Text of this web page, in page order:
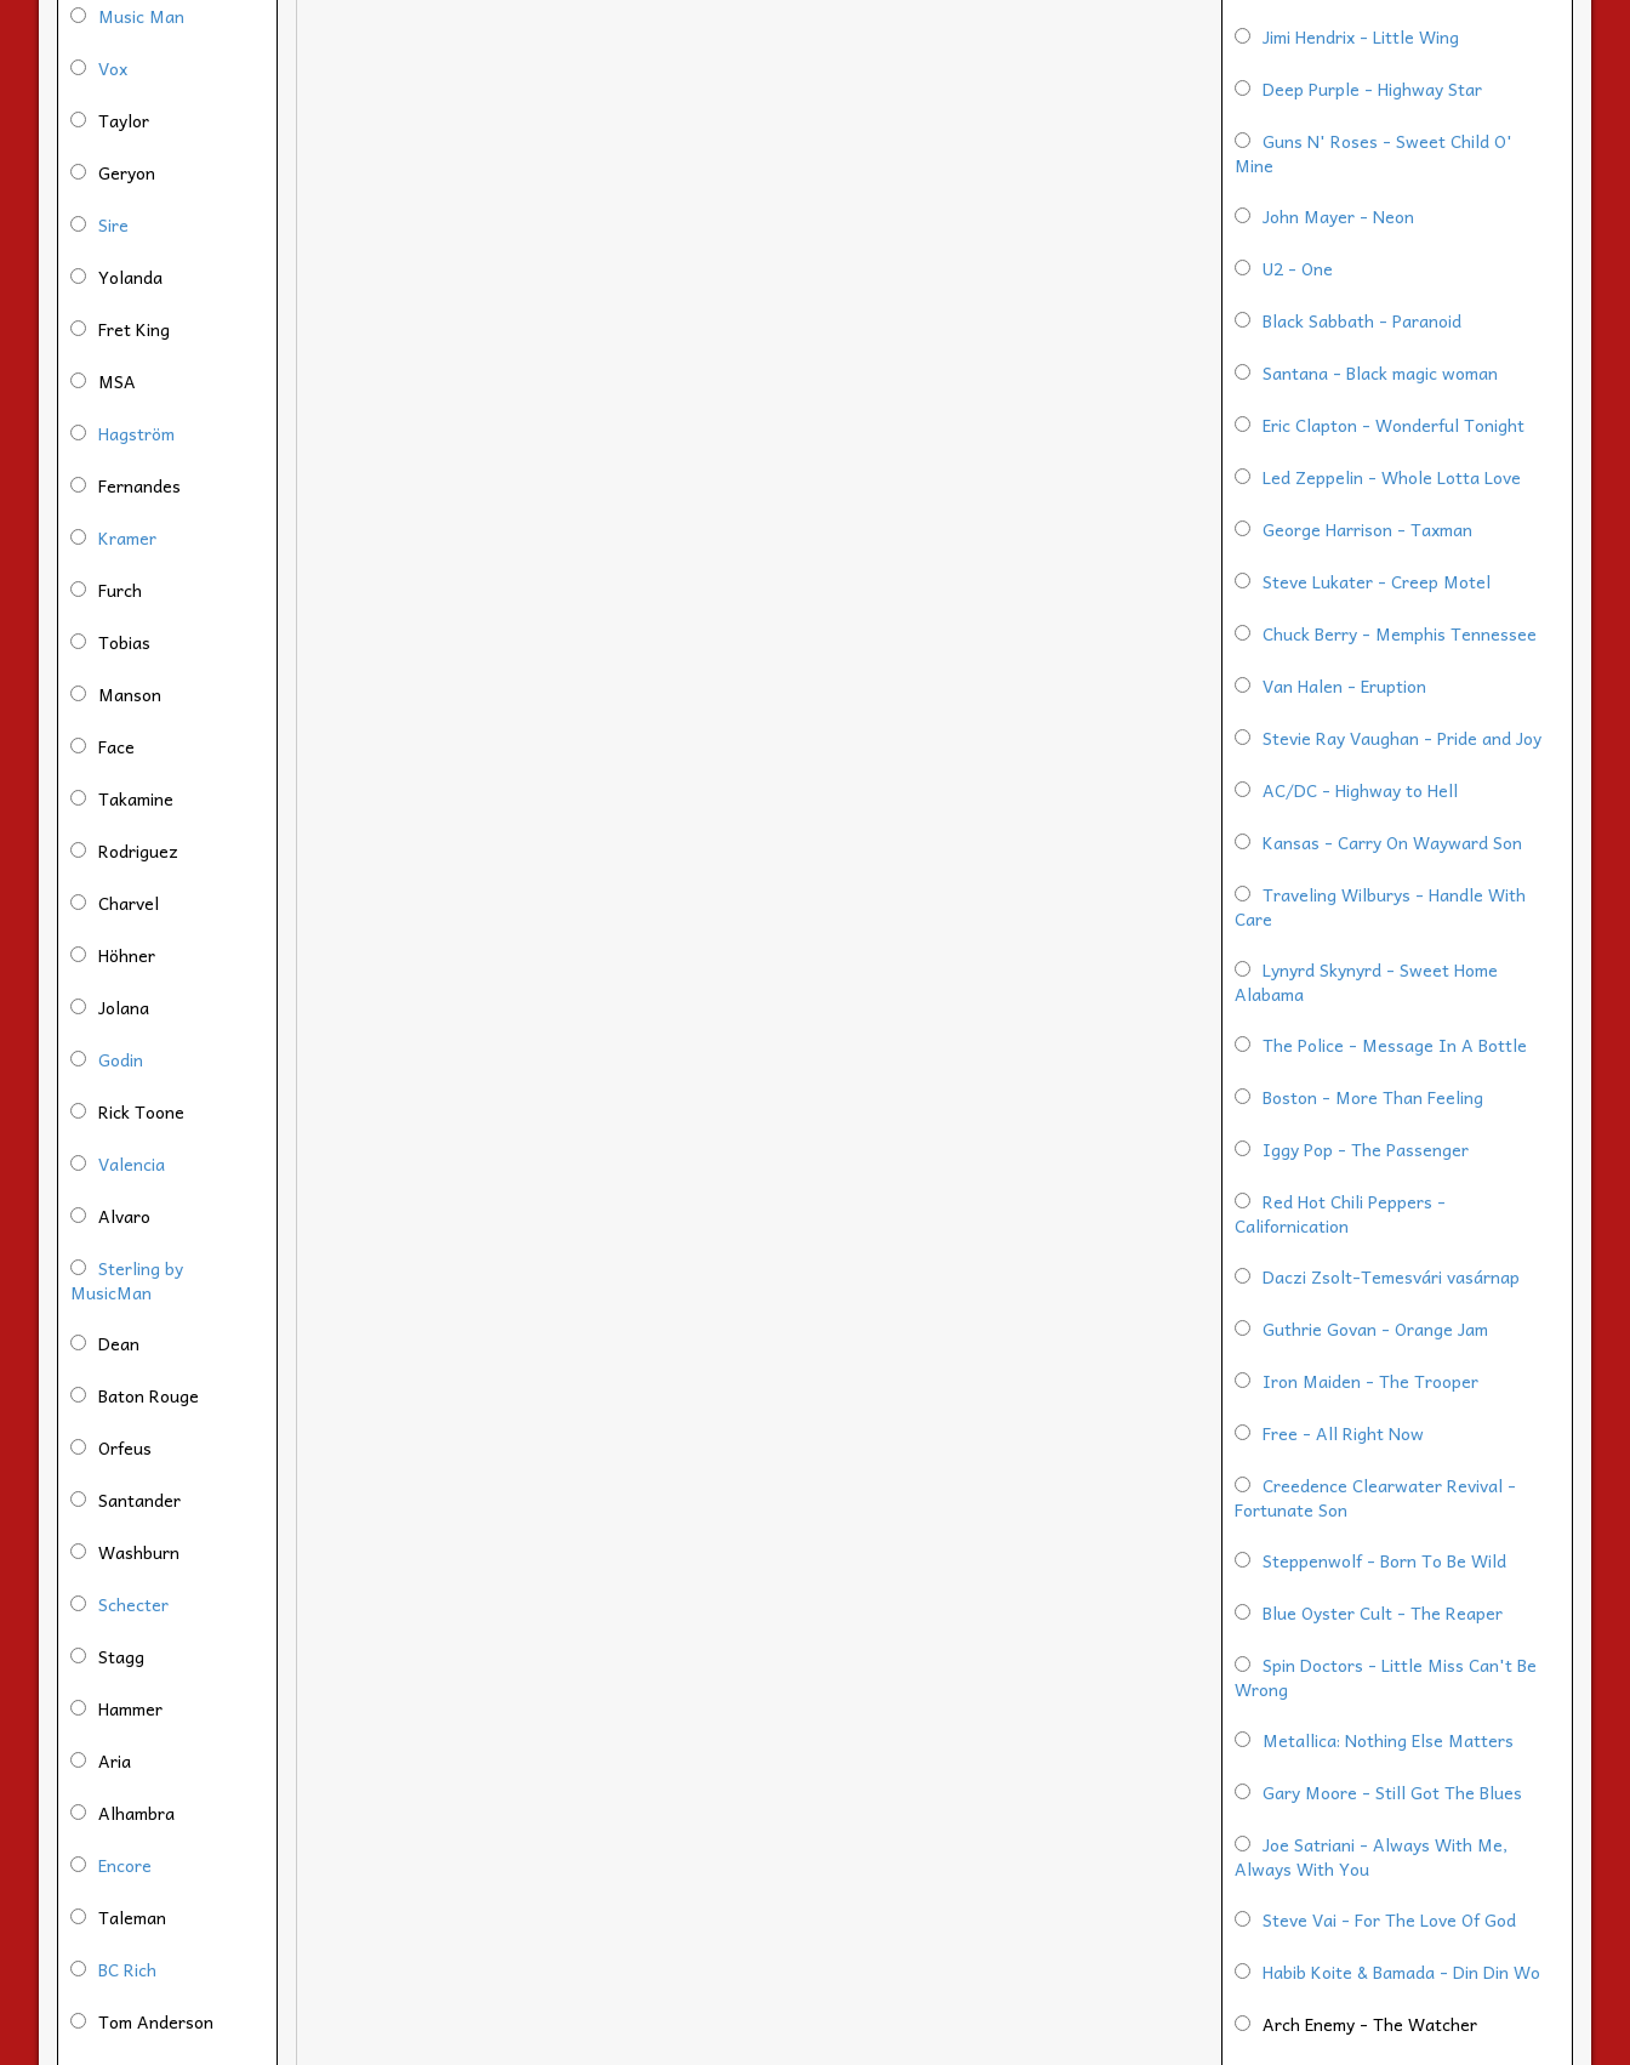
Music Man
Vox
Taylor
Geryon
Sire
Yolanda
Fret King
MSA
Hagström
Fernandes
Kramer
Furch
Tobias
Manson
Face
Takamine
Rodriguez
Charvel
Höhner
Jolana
Godin
Rick Toone
Valencia
Alvaro
Sterling by
MusicMan
Dean
Baton Rouge
Orfeus
Santander
Washburn
Schecter
Stagg
Hammer
Aria
Alhambra
Encore
Taleman
BC Rich
Tom Anderson
Jimi Hendrix - Little Wing
Deep Purple - Highway Star
Guns N' Roses - Sweet Child O'
Mine
John Mayer - Neon
U2 - One
Black Sabbath - Paranoid
Santana - Black magic woman
Eric Clapton - Wonderful Tonight
Led Zeppelin - Whole Lotta Love
George Harrison - Taxman
Steve Lukater - Creep Motel
Chuck Berry - Memphis Tennessee
Van Halen - Eruption
Stevie Ray Vaughan - Pride and Joy
AC/DC - Highway to Hell
Kansas - Carry On Wayward Son
Traveling Wilburys - Handle With
Care
Lynyrd Skynyrd - Sweet Home
Alabama
The Police - Message In A Bottle
Boston - More Than Feeling
Iggy Pop - The Passenger
Red Hot Chili Peppers -
Californication
Daczi Zsolt-Temesvári vasárnap
Guthrie Govan - Orange Jam
Iron Maiden - The Trooper
Free - All Right Now
Creedence Clearwater Revival -
Fortunate Son
Steppenwolf - Born To Be Wild
Blue Oyster Cult - The Reaper
Spin Doctors - Little Miss Can't Be
Wrong
Metallica: Nothing Else Matters
Gary Moore - Still Got The Blues
Joe Satriani - Always With Me,
Always With You
Steve Vai - For The Love Of God
Habib Koite & Bamada - Din Din Wo
Arch Enemy - The Watcher